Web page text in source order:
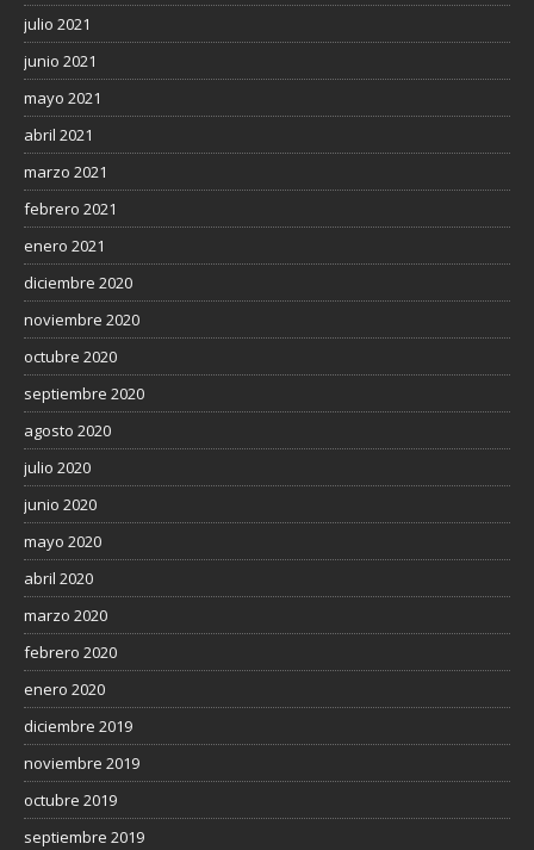
julio 2021
junio 2021
mayo 2021
abril 2021
marzo 2021
febrero 2021
enero 2021
diciembre 2020
noviembre 2020
octubre 2020
septiembre 2020
agosto 2020
julio 2020
junio 2020
mayo 2020
abril 2020
marzo 2020
febrero 2020
enero 2020
diciembre 2019
noviembre 2019
octubre 2019
septiembre 2019